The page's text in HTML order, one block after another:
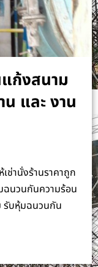
ก้งสนาม
น และ งาน
ช่านั่งร้านราคาถูก
ฉนวนกันความร้อน
รับหุ้มฉนวนกัน